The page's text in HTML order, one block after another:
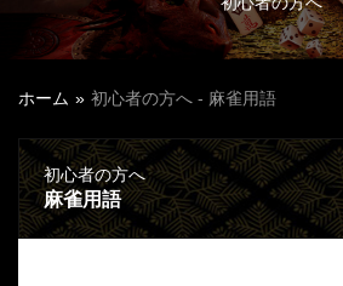
ホーム 初心者の方へ - 麻雀用語
初心者の方へ
麻雀用語